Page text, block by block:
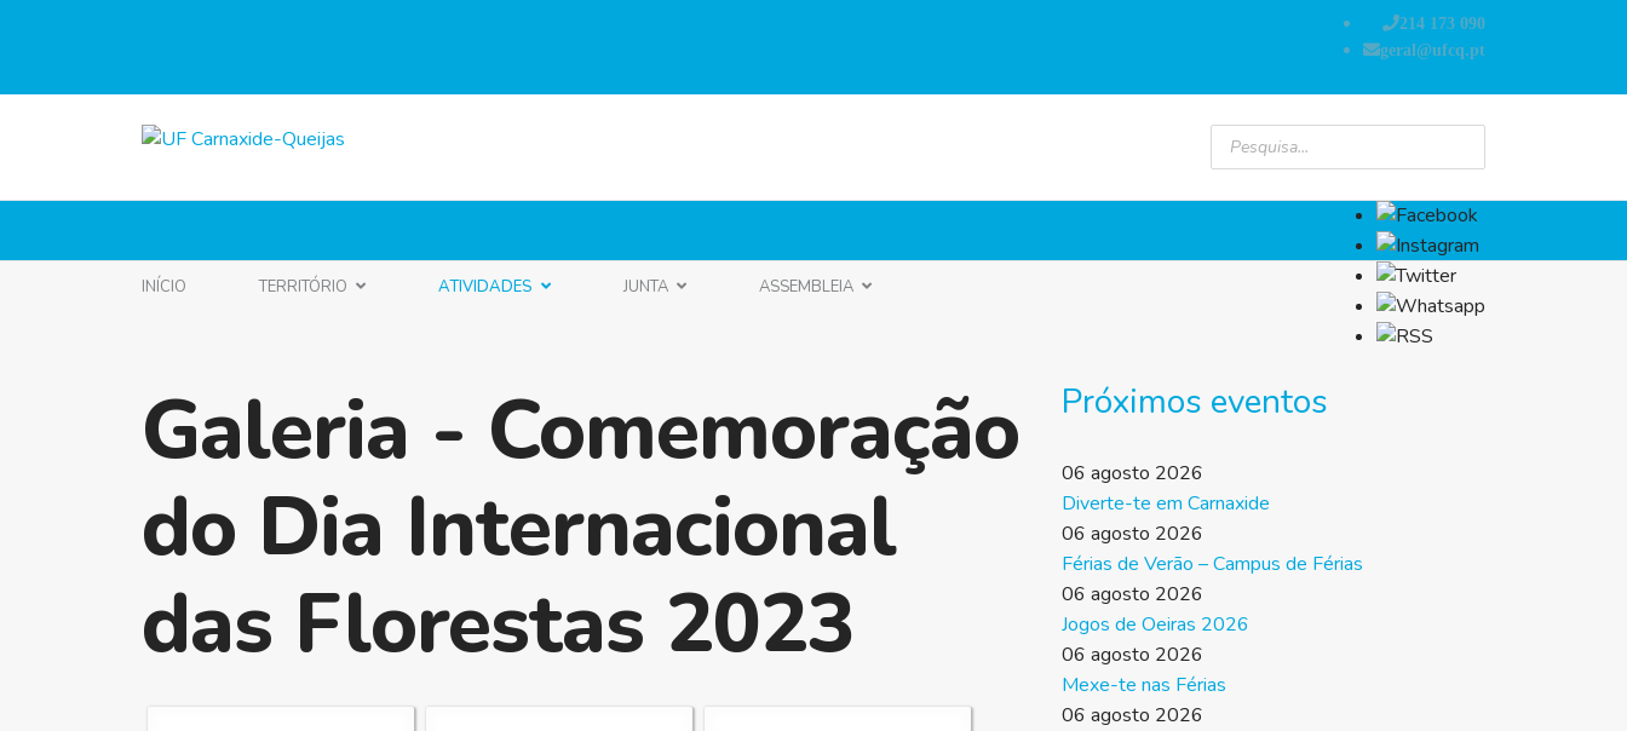
214 173 090
geral@ufcq.pt
INÍCIO TERRITÓRIO ATIVIDADES JUNTA ASSEMBLEIA
Galeria - Comemoração
do Dia Internacional
das Florestas 2023
Próximos eventos
06 agosto 2026
Diverte-te em Carnaxide
06 agosto 2026
Férias de Verão – Campus de Férias
06 agosto 2026
Jogos de Oeiras 2026
06 agosto 2026
Mexe-te nas Férias
06 agosto 2026